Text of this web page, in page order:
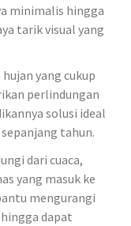
minimalis hingga
tarik visual yang
hujan yang cukup
perlindungan
solusi ideal
tahun.
dari cuaca,
yang masuk ke
mengurangi
dapat